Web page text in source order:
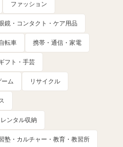
ファッション
鏡・コンタクト・ケア用品
転車 携帯・通信・家電
フト・手芸
ム リサイクル
ンタル収納
塾・カルチャー・教育・教習所